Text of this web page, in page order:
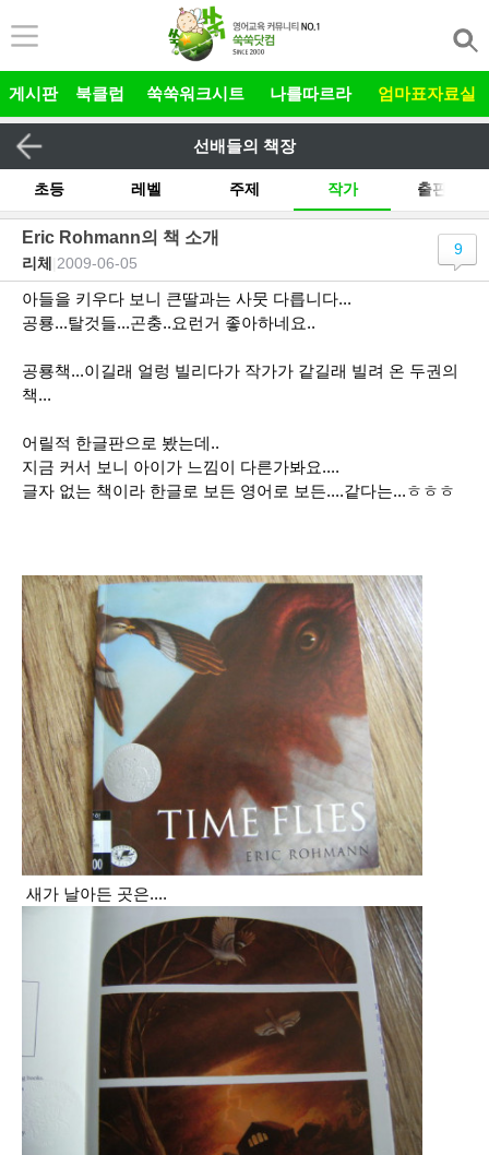
게시판 북클럽 쑥쑥워크시트 나를따르라 엄마표자료실
선배들의 책장
초등 레벨 주제 작가 출판사
전체 그림책 릴레이
Eric Rohmann의 책 소개
리체 2009-06-05
9
아들을 키우다 보니 큰딸과는 사뭇 다릅니다...
공룡...탈것들...곤충..요런거 좋아하네요..
공룡책...이길래 얼렁 빌리다가 작가가 같길래 빌려 온 두권의
책...
어릴적 한글판으로 봤는데..
지금 커서 보니 아이가 느낌이 다른가봐요....
글자 없는 책이라 한글로 보든 영어로 보든....같다는...ㅎㅎㅎ
새가 날아든 곳은....